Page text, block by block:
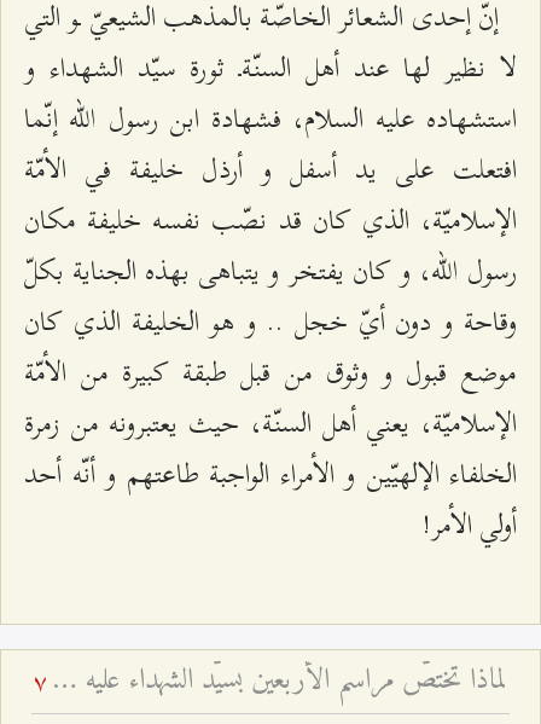
إنّ إحدى الشعائر الخاصّة بالمذهب الشيعيّ ـو التي
لا نظير لها عند أهل السنّةـ ثورة سيّد الشهداء و
استشهاده‌ عليه السلام، فشهادة ابن رسول اللّه إنّما
افتعلت على يد أسفل و أرذل خليفة في الأمّة
الإسلاميّة، الذي كان قد نصّب نفسه خليفة مكان
رسول اللّه، و كان يفتخر و يتباهى بهذه الجناية بكلّ
وقاحة و دون أيّ خجل .. و هو الخليفة الذي كان
موضع قبول و وثوق من قبل طبقة كبيرة من الأمّة
الإسلاميّة، يعني أهل السنّة، حيث يعتبرونه من زمرة
الخلفاء الإلهيّين و الأمراء الواجبة طاعتهم و أنّه أحد
أولي الأمر!
لماذا تختصّ مراسم الأربعين بسيّد الشهداء عليه السلام؟ - إقامة ذكرى الأربعين للمتوفى 7